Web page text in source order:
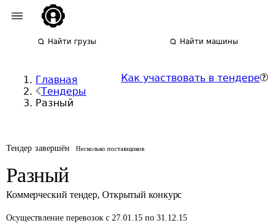
Найти грузы Найти машины
Главная
Тендеры
Разный
Как участвовать в тендере
Тендер завершён Несколько поставщиков
Разный
Коммерческий тендер, Открытый конкурс
Осуществление перевозок с 27.01.15 по 31.12.15